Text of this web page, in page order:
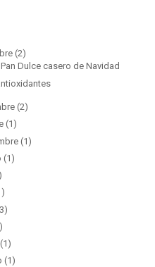
(2)
Dulce casero de Navidad
(2)
(1)
(1)
(1)
(1)
(1)